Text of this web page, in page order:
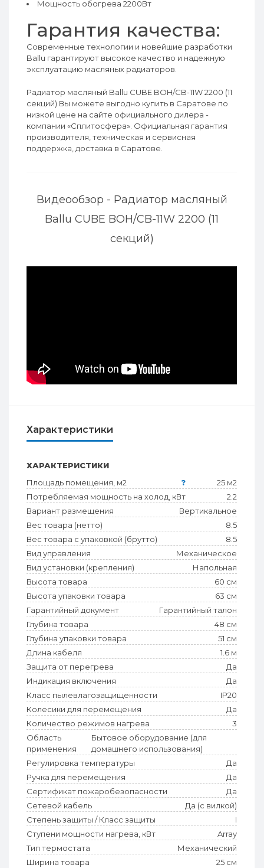
Мощность обогрева 2200Вт
Гарантия качества:
Современные технологии и новейшие разработки
Ballu гарантируют высокое качество и надежную
эксплуатацию масляных радиаторов.
Радиатор масляный Ballu CUBE BOH/CB-11W 2200 (11
секций) Вы можете выгодно купить в Саратове по
низкой цене на сайте официального дилера -
компании «Сплитосфера». Официальная гарантия
производителя, техническая и сервисная
поддержка, доставка в Саратове.
Видеообзор - Радиатор масляный
Ballu CUBE BOH/CB-11W 2200 (11
секций)
Характеристики
ХАРАКТЕРИСТИКИ
Площадь помещения, м2
?
25 м2
Потребляемая мощность на холод, кВт
2.2
Вариант размещения
Вертикальное
Вес товара (нетто)
8.5
Вес товара с упаковкой (брутто)
8.5
Вид управления
Механическое
Вид установки (крепления)
Напольная
Высота товара
60 см
Высота упаковки товара
63 см
Гарантийный документ
Гарантийный талон
Глубина товара
48 см
Глубина упаковки товара
51 см
Длина кабеля
1.6 м
Защита от перегрева
Да
Индикация включения
Да
Класс пылевлагозащищенности
IP20
Колесики для перемещения
Да
Количество режимов нагрева
3
Область
применения
Бытовое оборудование (для
домашнего использования)
Регулировка температуры
Да
Ручка для перемещения
Да
Сертификат пожаробезопасности
Да
Сетевой кабель
Да (с вилкой)
Степень защиты / Класс защиты
I
Ступени мощности нагрева, кВт
Array
Тип термостата
Механический
Ширина товара
25 см